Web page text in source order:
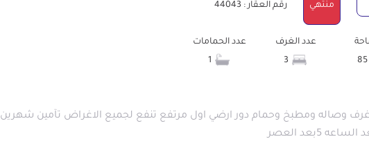
منتهي رقم العقار : 44043
85
عدد الغرف
عدد الحمامات
وصاله ومطبخ وحمام دور ارضي اول مرتفع تنفع لجميع الاغراض تآمين شهرين
5بعد العصر